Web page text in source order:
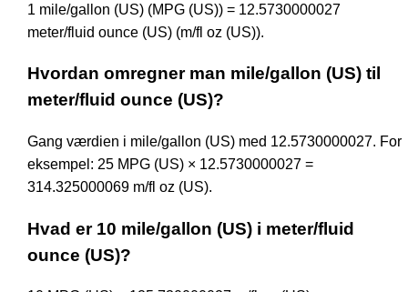
1 mile/gallon (US) (MPG (US)) = 12.5730000027
meter/fluid ounce (US) (m/fl oz (US)).
Hvordan omregner man mile/gallon (US) til
meter/fluid ounce (US)?
Gang værdien i mile/gallon (US) med 12.5730000027. For
eksempel: 25 MPG (US) × 12.5730000027 =
314.325000069 m/fl oz (US).
Hvad er 10 mile/gallon (US) i meter/fluid
ounce (US)?